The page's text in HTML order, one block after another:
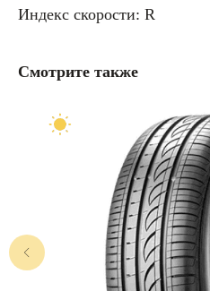
Индекс скорости: R
Смотрите также